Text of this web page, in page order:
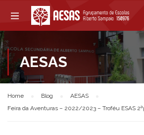
AESAS
Home Blog
AESAS
Feira da Aventuras – 2022/2023 – Troféu ESAS